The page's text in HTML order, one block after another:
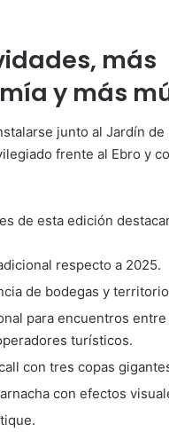
más
y más
junto al Jardín de
frente al Ebro y
de esta edición
respecto a 2025.
de bodegas y
para encuentros entre
turísticos.
con tres copas
con efectos